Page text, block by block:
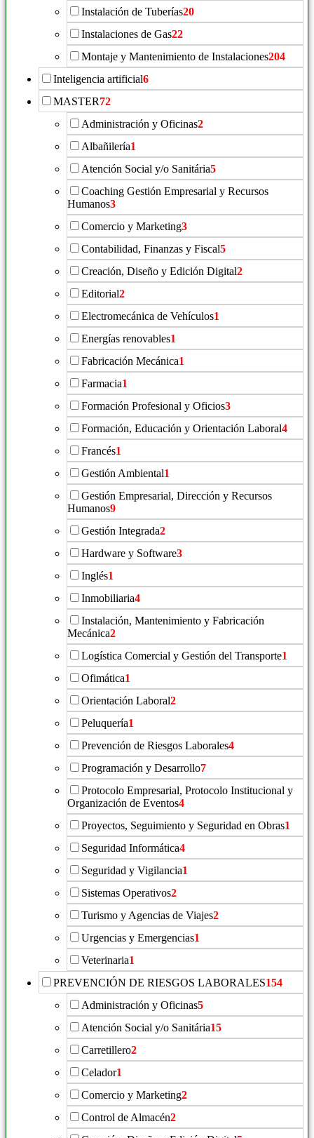
Instalación de Tuberías20
Instalaciones de Gas22
Montaje y Mantenimiento de Instalaciones204
Inteligencia artificial6
MASTER72
Administración y Oficinas2
Albañilería1
Atención Social y/o Sanitária5
Coaching Gestión Empresarial y Recursos
Humanos3
Comercio y Marketing3
Contabilidad, Finanzas y Fiscal5
Creación, Diseño y Edición Digital2
Editorial2
Electromecánica de Vehículos1
Energías renovables1
Fabricación Mecánica1
Farmacia1
Formación Profesional y Oficios3
Formación, Educación y Orientación Laboral4
Francés1
Gestión Ambiental1
Gestión Empresarial, Dirección y Recursos
Humanos9
Gestión Integrada2
Hardware y Software3
Inglés1
Inmobiliaria4
Instalación, Mantenimiento y Fabricación
Mecánica2
Logística Comercial y Gestión del Transporte1
Ofimática1
Orientación Laboral2
Peluquería1
Prevención de Riesgos Laborales4
Programación y Desarrollo7
Protocolo Empresarial, Protocolo Institucional y
Organización de Eventos4
Proyectos, Seguimiento y Seguridad en Obras1
Seguridad Informática4
Seguridad y Vigilancia1
Sistemas Operativos2
Turismo y Agencias de Viajes2
Urgencias y Emergencias1
Veterinaria1
PREVENCIÓN DE RIESGOS LABORALES154
Administración y Oficinas5
Atención Social y/o Sanitária15
Carretillero2
Celador1
Comercio y Marketing2
Control de Almacén2